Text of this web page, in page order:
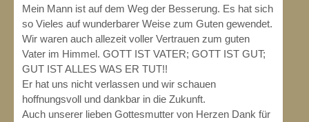
Mein Mann ist auf dem Weg der Besserung. Es hat sich
so Vieles auf wunderbarer Weise zum Guten gewendet.
Wir waren auch allezeit voller Vertrauen zum guten
Vater im Himmel. GOTT IST VATER; GOTT IST GUT;
GUT IST ALLES WAS ER TUT!!
Er hat uns nicht verlassen und wir schauen
hoffnungsvoll und dankbar in die Zukunft.
Auch unserer lieben Gottesmutter von Herzen Dank für